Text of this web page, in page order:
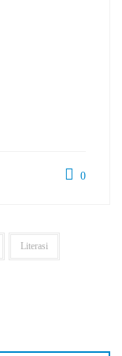
0
Literasi